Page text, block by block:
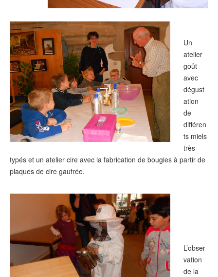
Un
atelier
goût
avec
dégust
ation
de
différen
ts miels
très
typés et un atelier cire avec la fabrication de bougies à partir de
plaques de cire gaufrée.
L’obser
vation
de la